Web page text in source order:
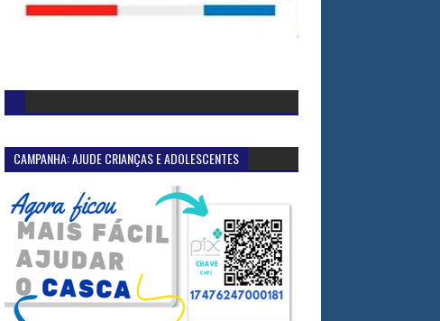
CAMPANHA: AJUDE CRIANÇAS E ADOLESCENTES